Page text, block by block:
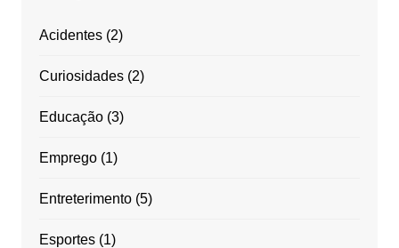
Acidentes(2)
Curiosidades(2)
Educação(3)
Emprego(1)
Entreterimento(5)
Esportes(1)